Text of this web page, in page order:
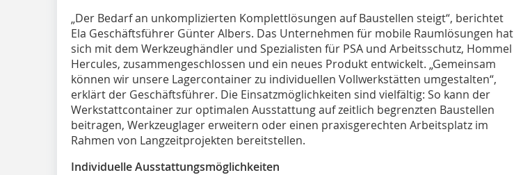
„Der Bedarf an unkomplizierten Komplettlösungen auf Baustellen steigt“, berichtet
Ela Geschäftsführer Günter Albers. Das Unternehmen für mobile Raumlösungen hat
sich mit dem Werkzeughändler und Spezialisten für PSA und Arbeitsschutz, Hommel
Hercules, zusammengeschlossen und ein neues Produkt entwickelt. „Gemeinsam
können wir unsere Lagercontainer zu individuellen Vollwerkstätten umgestalten“,
erklärt der Geschäftsführer. Die Einsatzmöglichkeiten sind vielfältig: So kann der
Werkstattcontainer zur optimalen Ausstattung auf zeitlich begrenzten Baustellen
beitragen, Werkzeuglager erweitern oder einen praxisgerechten Arbeitsplatz im
Rahmen von Langzeitprojekten bereitstellen.
Individuelle Ausstattungsmöglichkeiten